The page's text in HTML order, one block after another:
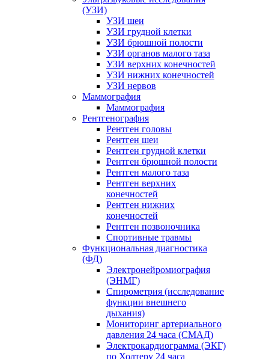
(УЗИ)
УЗИ шеи
УЗИ грудной клетки
УЗИ брюшной полости
УЗИ органов малого таза
УЗИ верхних конечностей
УЗИ нижних конечностей
УЗИ нервов
Маммография
Маммография
Рентгенография
Рентген головы
Рентген шеи
Рентген грудной клетки
Рентген брюшной полости
Рентген малого таза
Рентген верхних
конечностей
Рентген нижних
конечностей
Рентген позвоночника
Спортивные травмы
Функциональная диагностика
(ФД)
Электронейромиография
(ЭНМГ)
Спирометрия (исследование
функции внешнего
дыхания)
Мониторинг артериального
давления 24 часа (СМАД)
Электрокардиограмма (ЭКГ)
по Холтеру 24 часа